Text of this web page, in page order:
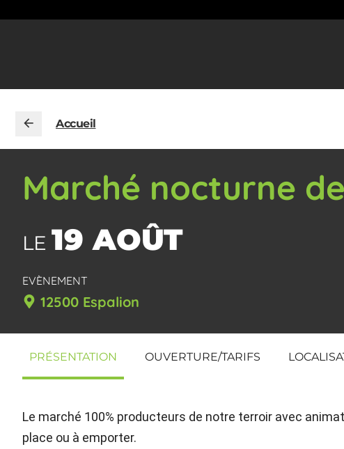
Accueil
Marché nocturne
LE 19 AOÛT
EVÈNEMENT
12500 Espalion
PRÉSENTATION OUVERTURE/TARIFS
Le marché 100% producteurs de notre terroir avec
place ou à emporter.